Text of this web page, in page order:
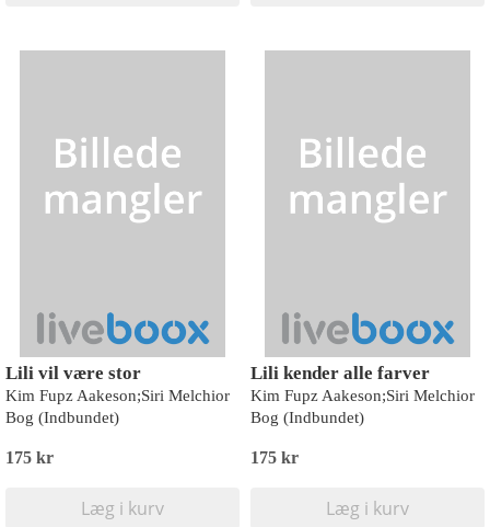
Lili vil være stor
Kim Fupz Aakeson;Siri Melchior
Bog (Indbundet)
175 kr
Læg i kurv
Lili kender alle farver
Kim Fupz Aakeson;Siri Melchior
Bog (Indbundet)
175 kr
Læg i kurv